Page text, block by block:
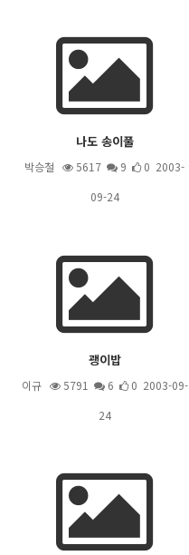
나도 송이풀
박승철 5617 9
0 2003-
09-24
괭이밥
이규 5791 6
0 2003-09-
24